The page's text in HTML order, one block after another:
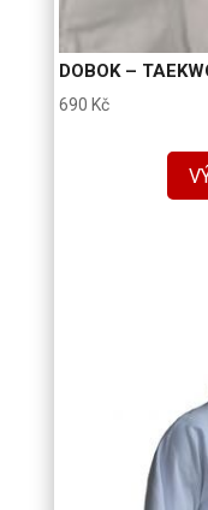
DOBOK –
690 Kč